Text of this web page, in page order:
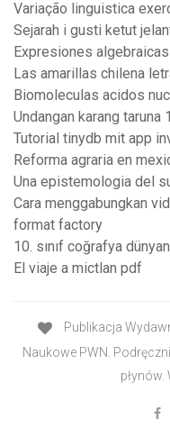
Variação linguistica
Sejarah i gusti ketut
Expresiones
Las amarillas chilena
Biomoleculas acidos
Undangan karang taruna
Tutorial tinydb mit app
Reforma agraria en
Una epistemologia del
Cara menggabungkan
format factory
10. sınıf coğrafya
El viaje a mictlan pdf
Publikacja
Naukowe PWN.